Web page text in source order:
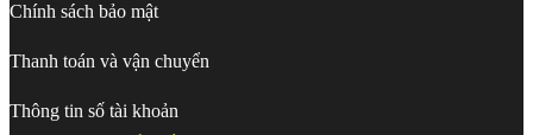
Chính sách bảo mật
Thanh toán và vận chuyển
Thông tin số tài khoản